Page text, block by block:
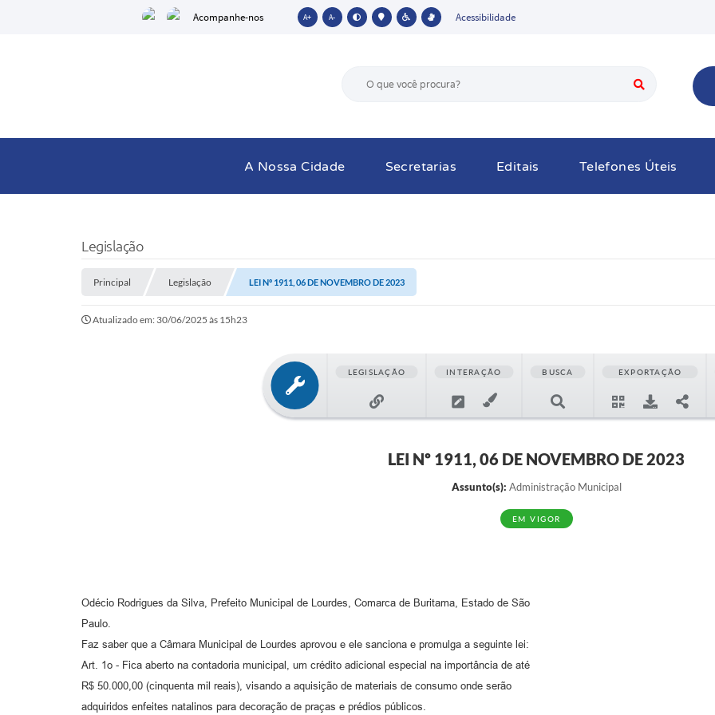
Acompanhe-nos A+ A- Acessibilidade
A Nossa Cidade Secretarias Editais Telefones Úteis
Legislação
Principal Legislação LEI Nº 1911, 06 DE NOVEMBRO DE 2023
Atualizado em: 30/06/2025 às 15h23
LEGISLAÇÃO INTERAÇÃO BUSCA EXPORTAÇÃO
LEI Nº 1911, 06 DE NOVEMBRO DE 2023
Assunto(s): Administração Municipal
EM VIGOR
Odécio Rodrigues da Silva, Prefeito Municipal de Lourdes, Comarca de Buritama, Estado de São
Paulo.
Faz saber que a Câmara Municipal de Lourdes aprovou e ele sanciona e promulga a seguinte lei:
Art. 1o - Fica aberto na contadoria municipal, um crédito adicional especial na importância de até
R$ 50.000,00 (cinquenta mil reais), visando a aquisição de materiais de consumo onde serão
adquiridos enfeites natalinos para decoração de praças e prédios públicos.